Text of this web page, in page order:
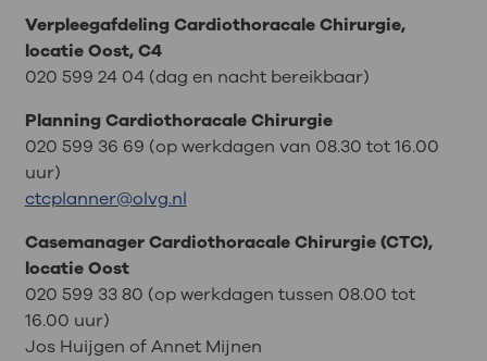
Verpleegafdeling Cardiothoracale Chirurgie,
locatie Oost, C4
020 599 24 04 (dag en nacht bereikbaar)
Planning Cardiothoracale Chirurgie
020 599 36 69 (op werkdagen van 08.30 tot 16.00
uur)
ctcplanner@olvg.nl
Casemanager Cardiothoracale Chirurgie (CTC),
locatie Oost
020 599 33 80 (op werkdagen tussen 08.00 tot
16.00 uur)
Jos Huijgen of Annet Mijnen